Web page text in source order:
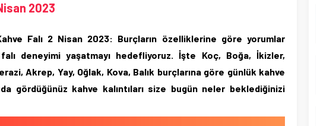
2023
Falı 2 Nisan 2023: Burçların özelliklerine göre yorumlar
deneyimi yaşatmayı hedefliyoruz. İşte Koç, Boğa, İkizler,
Akrep, Yay, Oğlak, Kova, Balık burçlarına göre günlük kahve
gördüğünüz kahve kalıntıları size bugün neler beklediğinizi